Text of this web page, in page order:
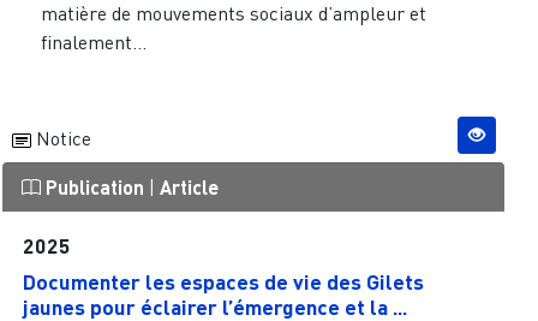
matière de mouvements sociaux d’ampleur et
finalement...
Notice
Publication Article
2025
Documenter les espaces de vie des Gilets
jaunes pour éclairer l’émergence et la ...